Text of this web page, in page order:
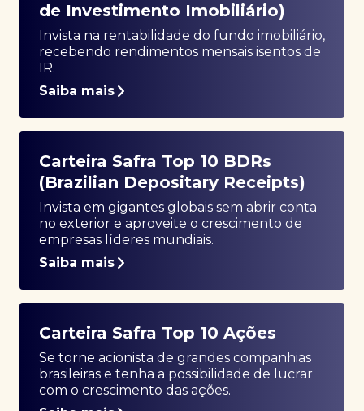
de Investimento Imobiliário)
Invista na rentabilidade do fundo imobiliário,
recebendo rendimentos mensais isentos de
IR.
Saiba mais
Carteira Safra Top 10 BDRs
(Brazilian Depositary Receipts)
Invista em gigantes globais sem abrir conta
no exterior e aproveite o crescimento de
empresas líderes mundiais.
Saiba mais
Carteira Safra Top 10 Ações
Se torne acionista de grandes companhias
brasileiras e tenha a possibilidade de lucrar
com o crescimento das ações.